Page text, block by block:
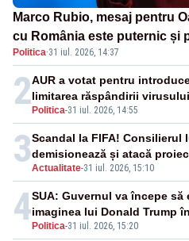
Marco Rubio, mesaj pentru
cu România este puternic și
Politica·31 iul. 2026, 14:37
2 Politica-31 iul. 2026, 14:55
AUR a votat pentru
limitarea răspândirii
3Actualitate-31 iul. 2026, 15:10
Scandal la FIFA! Consilierul
demisionează și atacă
4 Politica-31 iul. 2026, 15:20
SUA: Guvernul va începe să
imaginea lui Donald Trump